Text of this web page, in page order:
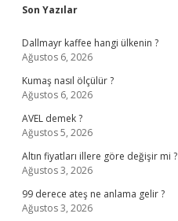
Sidebar
Son Yazılar
Dallmayr kaffee hangi ülkenin ?
Ağustos 6, 2026
Kumaş nasıl ölçülür ?
Ağustos 6, 2026
AVEL demek ?
Ağustos 5, 2026
Altın fiyatları illere göre değişir mi ?
Ağustos 3, 2026
99 derece ateş ne anlama gelir ?
Ağustos 3, 2026